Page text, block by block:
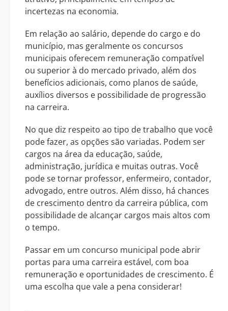
incertezas na economia.
Em relação ao salário, depende do cargo e do
município, mas geralmente os concursos
municipais oferecem remuneração compatível
ou superior à do mercado privado, além dos
benefícios adicionais, como planos de saúde,
auxílios diversos e possibilidade de progressão
na carreira.
No que diz respeito ao tipo de trabalho que você
pode fazer, as opções são variadas. Podem ser
cargos na área da educação, saúde,
administração, jurídica e muitas outras. Você
pode se tornar professor, enfermeiro, contador,
advogado, entre outros. Além disso, há chances
de crescimento dentro da carreira pública, com
possibilidade de alcançar cargos mais altos com
o tempo.
Passar em um concurso municipal pode abrir
portas para uma carreira estável, com boa
remuneração e oportunidades de crescimento. É
uma escolha que vale a pena considerar!